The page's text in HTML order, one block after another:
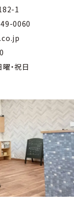
1
0060
・祝日